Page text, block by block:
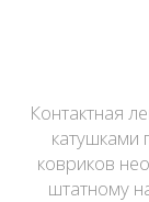
Контактная
катушками
ковриков
штатному